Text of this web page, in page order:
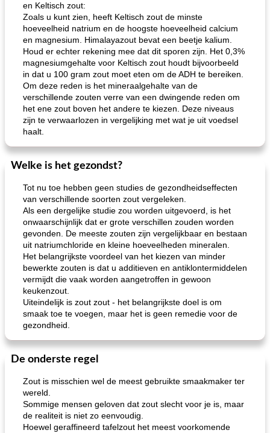
loco mokka havermout rustieke dorpspizza
en Keltisch zout:
Zoals u kunt zien, heeft Keltisch zout de minste
hoeveelheid natrium en de hoogste hoeveelheid calcium
en magnesium. Himalayazout bevat een beetje kalium.
Houd er echter rekening mee dat dit sporen zijn. Het 0,3%
magnesiumgehalte voor Keltisch zout houdt bijvoorbeeld
in dat u 100 gram zout moet eten om de ADH te bereiken.
Om deze reden is het mineraalgehalte van de
verschillende zouten verre van een dwingende reden om
het ene zout boven het andere te kiezen. Deze niveaus
zijn te verwaarlozen in vergelijking met wat je uit voedsel
haalt.
Welke is het gezondst?
Tot nu toe hebben geen studies de gezondheidseffecten
van verschillende soorten zout vergeleken.
Als een dergelijke studie zou worden uitgevoerd, is het
onwaarschijnlijk dat er grote verschillen zouden worden
gevonden. De meeste zouten zijn vergelijkbaar en bestaan
​​uit natriumchloride en kleine hoeveelheden mineralen.
Het belangrijkste voordeel van het kiezen van minder
bewerkte zouten is dat u additieven en antiklontermiddelen
vermijdt die vaak worden aangetroffen in gewoon
keukenzout.
Uiteindelijk is zout zout - het belangrijkste doel is om
smaak toe te voegen, maar het is geen remedie voor de
gezondheid.
De onderste regel
Zout is misschien wel de meest gebruikte smaakmaker ter
wereld.
Sommige mensen geloven dat zout slecht voor je is, maar
de realiteit is niet zo eenvoudig.
Hoewel geraffineerd tafelzout het meest voorkomende